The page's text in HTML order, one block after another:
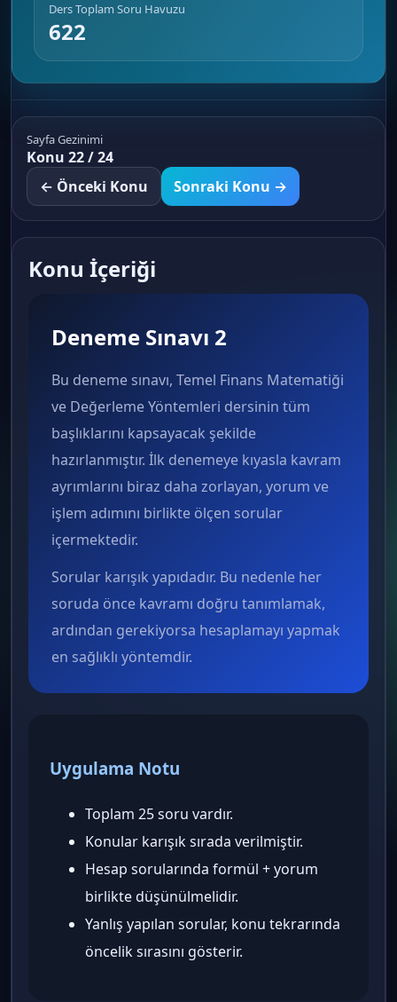
Ders Toplam Soru Havuzu
622
Sayfa Gezinimi
Konu 22 / 24
← Önceki Konu
Sonraki Konu →
Konu İçeriği
Deneme Sınavı 2
Bu deneme sınavı, Temel Finans Matematiği
ve Değerleme Yöntemleri dersinin tüm
başlıklarını kapsayacak şekilde
hazırlanmıştır. İlk denemeye kıyasla kavram
ayrımlarını biraz daha zorlayan, yorum ve
işlem adımını birlikte ölçen sorular
içermektedir.
Sorular karışık yapıdadır. Bu nedenle her
soruda önce kavramı doğru tanımlamak,
ardından gerekiyorsa hesaplamayı yapmak
en sağlıklı yöntemdir.
Uygulama Notu
Toplam 25 soru vardır.
Konular karışık sırada verilmiştir.
Hesap sorularında formül + yorum
birlikte düşünülmelidir.
Yanlış yapılan sorular, konu tekrarında
öncelik sırasını gösterir.